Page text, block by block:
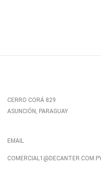
CERRO CORÁ 829
ASUNCIÓN, PARAGUAY
EMAIL